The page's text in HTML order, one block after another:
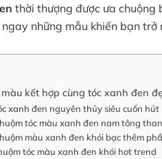
thời thượng được ưa
những mẫu khiến bạn
kết hợp cùng tóc xanh đen
xanh đen nguyên thủy siêu cuốn hút
tóc màu xanh đen nam tông
màu xanh đen khói bạc thêm
tóc màu xanh đen khói hot trend